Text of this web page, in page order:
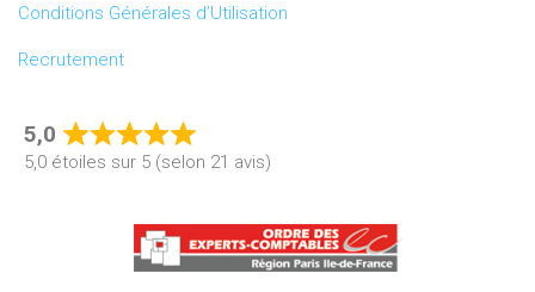
Conditions Générales d’Utilisation
Recrutement
5,0
Rated
5,0
of
5
5,0 étoiles sur 5 (selon 21 avis)